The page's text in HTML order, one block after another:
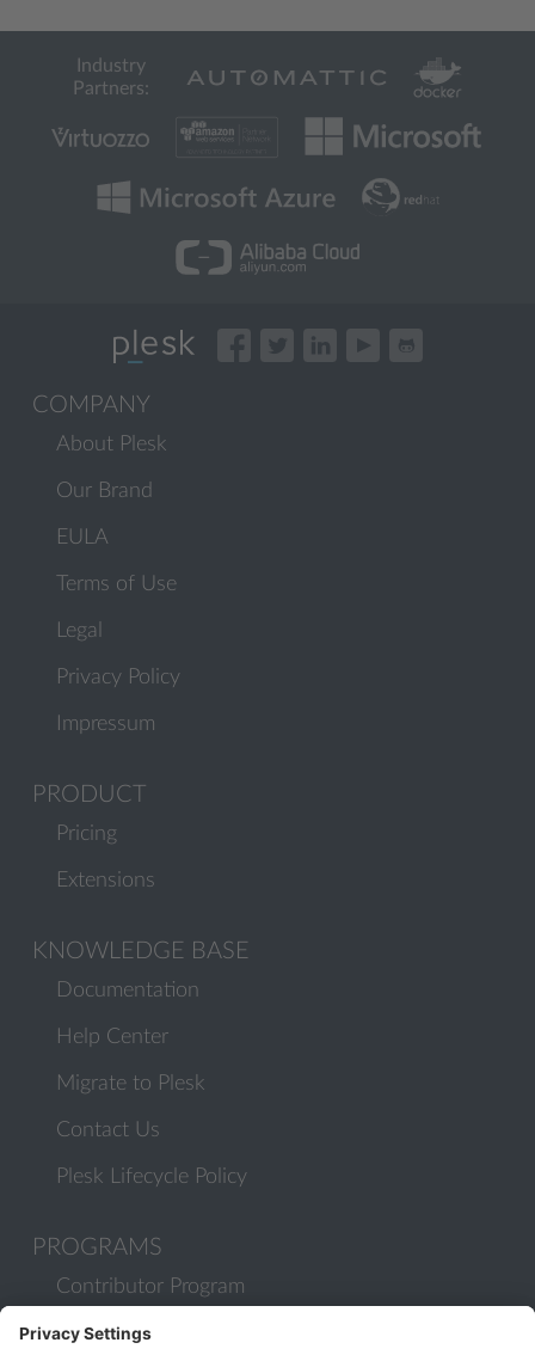
Industry
Partners:
COMPANY
About Plesk
Our Brand
EULA
Terms of Use
Legal
Privacy Policy
Impressum
PRODUCT
Pricing
Extensions
KNOWLEDGE BASE
Documentation
Help Center
Migrate to Plesk
Contact Us
Plesk Lifecycle Policy
PROGRAMS
Contributor Program
Partner Program